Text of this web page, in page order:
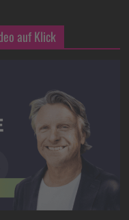
auf Klick